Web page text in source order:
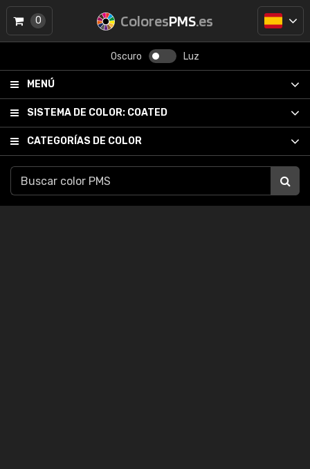
ColoresPMS.es
Oscuro Luz
MENÚ
SISTEMA DE COLOR: COATED
CATEGORÍAS DE COLOR
0